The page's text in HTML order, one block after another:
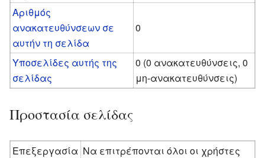
Αριθμός
ανακατευθύνσεων σε
αυτήν τη σελίδα
0
Υποσελίδες αυτής της
σελίδας
0 (0 ανακατευθύνσεις, 0
μη-ανακατευθύνσεις)
Προστασία σελίδας
Επεξεργασία Να επιτρέπονται όλοι οι χρήστες